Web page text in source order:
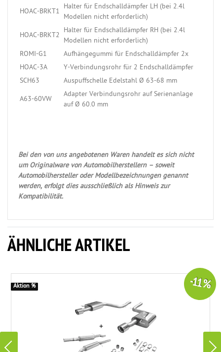
HOAC-BRKT1
Halter für Endschalldämpfer LH (bei 2.4l
Modellen nicht erforderlich)
HOAC-BRKT2
Halter für Endschalldämpfer RH (bei 2.4l
Modellen nicht erforderlich)
ROMI-G1
Aufhängegummi für Endschalldämpfer 2x
HOAC-3A
Y-Verbindungsrohr für 2 Endschalldämpfer
SCH63
Auspuffschelle Edelstahl Ø 63-68 mm
A63-60VW
Adapter Verbindungsrohr auf Serienanlage
auf Ø 60.0 mm
Bei den von uns angebotenen Waren handelt es sich nicht
um Originalware von Automobilherstellern – soweit
Automobilhersteller oder Modellbezeichnungen genannt
werden, erfolgt dies ausschließlich als Hinweis zur
Kompatibilität.
ÄHNLICHE ARTIKEL
-11 %
Aktion %